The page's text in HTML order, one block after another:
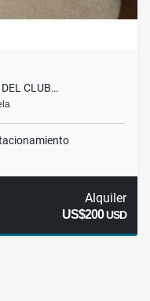
CLUB…
Alquiler
US$200USD